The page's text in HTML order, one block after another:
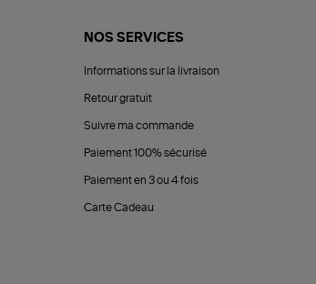
NOS SERVICES
Informations sur la livraison
Retour gratuit
Suivre ma commande
Paiement 100% sécurisé
Paiement en 3 ou 4 fois
Carte Cadeau